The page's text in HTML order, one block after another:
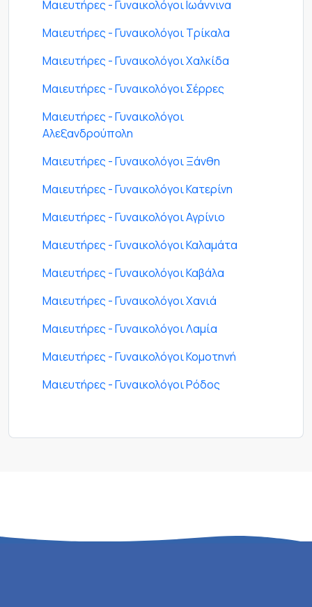
Μαιευτήρες - Γυναικολόγοι Ιωάννινα
Μαιευτήρες - Γυναικολόγοι Τρίκαλα
Μαιευτήρες - Γυναικολόγοι Χαλκίδα
Μαιευτήρες - Γυναικολόγοι Σέρρες
Μαιευτήρες - Γυναικολόγοι
Αλεξανδρούπολη
Μαιευτήρες - Γυναικολόγοι Ξάνθη
Μαιευτήρες - Γυναικολόγοι Κατερίνη
Μαιευτήρες - Γυναικολόγοι Αγρίνιο
Μαιευτήρες - Γυναικολόγοι Καλαμάτα
Μαιευτήρες - Γυναικολόγοι Καβάλα
Μαιευτήρες - Γυναικολόγοι Χανιά
Μαιευτήρες - Γυναικολόγοι Λαμία
Μαιευτήρες - Γυναικολόγοι Κομοτηνή
Μαιευτήρες - Γυναικολόγοι Ρόδος